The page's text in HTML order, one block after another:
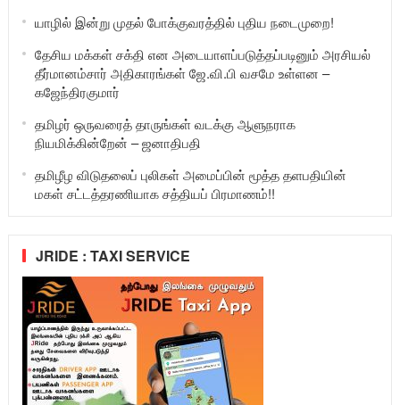
யாழில் இன்று முதல் போக்குவரத்தில் புதிய நடைமுறை!
தேசிய மக்கள் சக்தி என அடையாளப்படுத்தப்படினும் அரசியல்
தீர்மானம்சார் அதிகாரங்கள் ஜே.வி.பி வசமே உள்ளன –
கஜேந்திரகுமார்
தமிழர் ஒருவரைத் தாருங்கள் வடக்கு ஆளுநராக
நியமிக்கின்றேன் – ஜனாதிபதி
தமிழீழ விடுதலைப் புலிகள் அமைப்பின் மூத்த தளபதியின்
மகள் சட்டத்தரணியாக சத்தியப் பிரமாணம்!!
JRIDE : TAXI SERVICE